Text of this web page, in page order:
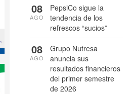
PepsiCo sigue la
tendencia de los
refrescos “sucios”
08
AGO
Grupo Nutresa
anuncia sus
resultados financieros
del primer semestre
de 2026
08
AGO